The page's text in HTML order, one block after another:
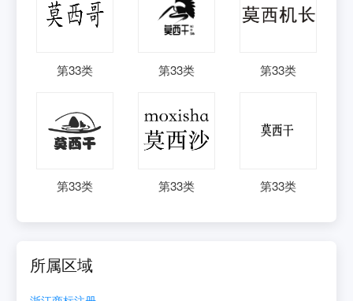
第33类 第33类 第33类
第33类 第33类 第33类
所属区域